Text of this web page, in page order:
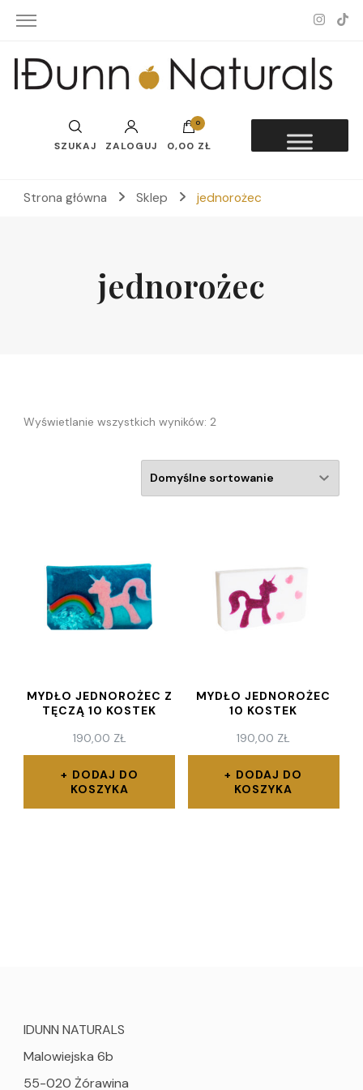
Idunn-Naturals
SZUKAJ ZALOGUJ
0
0,00 ZŁ
Strona główna Sklep jednorożec
jednorożec
Wyświetlanie wszystkich wyników: 2
MYDŁO JEDNOROŻEC Z
TĘCZĄ 10 KOSTEK
190,00 ZŁ
DODAJ DO
KOSZYKA
MYDŁO JEDNOROŻEC
10 KOSTEK
190,00 ZŁ
DODAJ DO
KOSZYKA
IDUNN NATURALS
Malowiejska 6b
55-020 Żórawina